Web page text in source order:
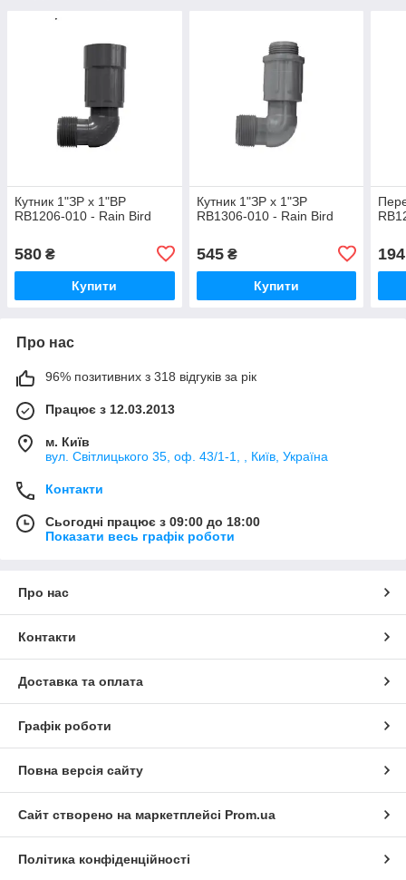
Кутник 1"ЗР х 1"ВР
RB1206-010 - Rain Bird
580 ₴
Купити
Кутник 1"ЗР х 1"ЗР
RB1306-010 - Rain Bird
545₴
Купити
194
Про нас
96% позитивних з 318 відгуків за рік
Працює з 12.03.2013
м. Київ
вул. Світлицького 35, оф. 43/1-1, , Київ, Україна
Контакти
Сьогодні працює з 09:00 до 18:00
Показати весь графік роботи
Про нас
Контакти
Доставка та оплата
Графік роботи
Повна версія сайту
Сайт створено на маркетплейсі Prom.ua
Політика конфіденційності